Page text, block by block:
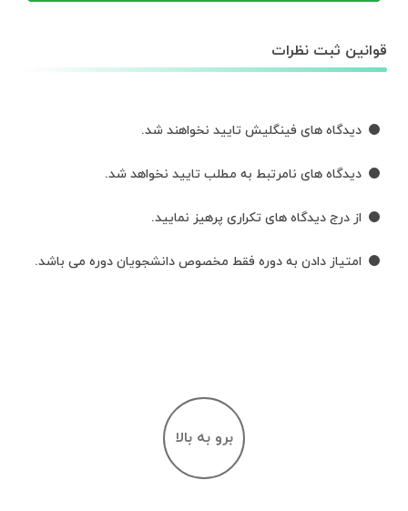
قوانین ثبت نظرات
دیدگاه های فینگلیش تایید نخواهند شد.
دیدگاه های نامرتبط به مطلب تایید نخواهد شد.
از درج دیدگاه های تکراری پرهیز نمایید.
امتیاز دادن به دوره فقط مخصوص دانشجویان دوره می باشد.
برو به بالا